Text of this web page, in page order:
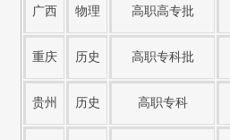
广西 物理 高职高专批
重庆 历史 高职专科批
贵州 历史 高职专科